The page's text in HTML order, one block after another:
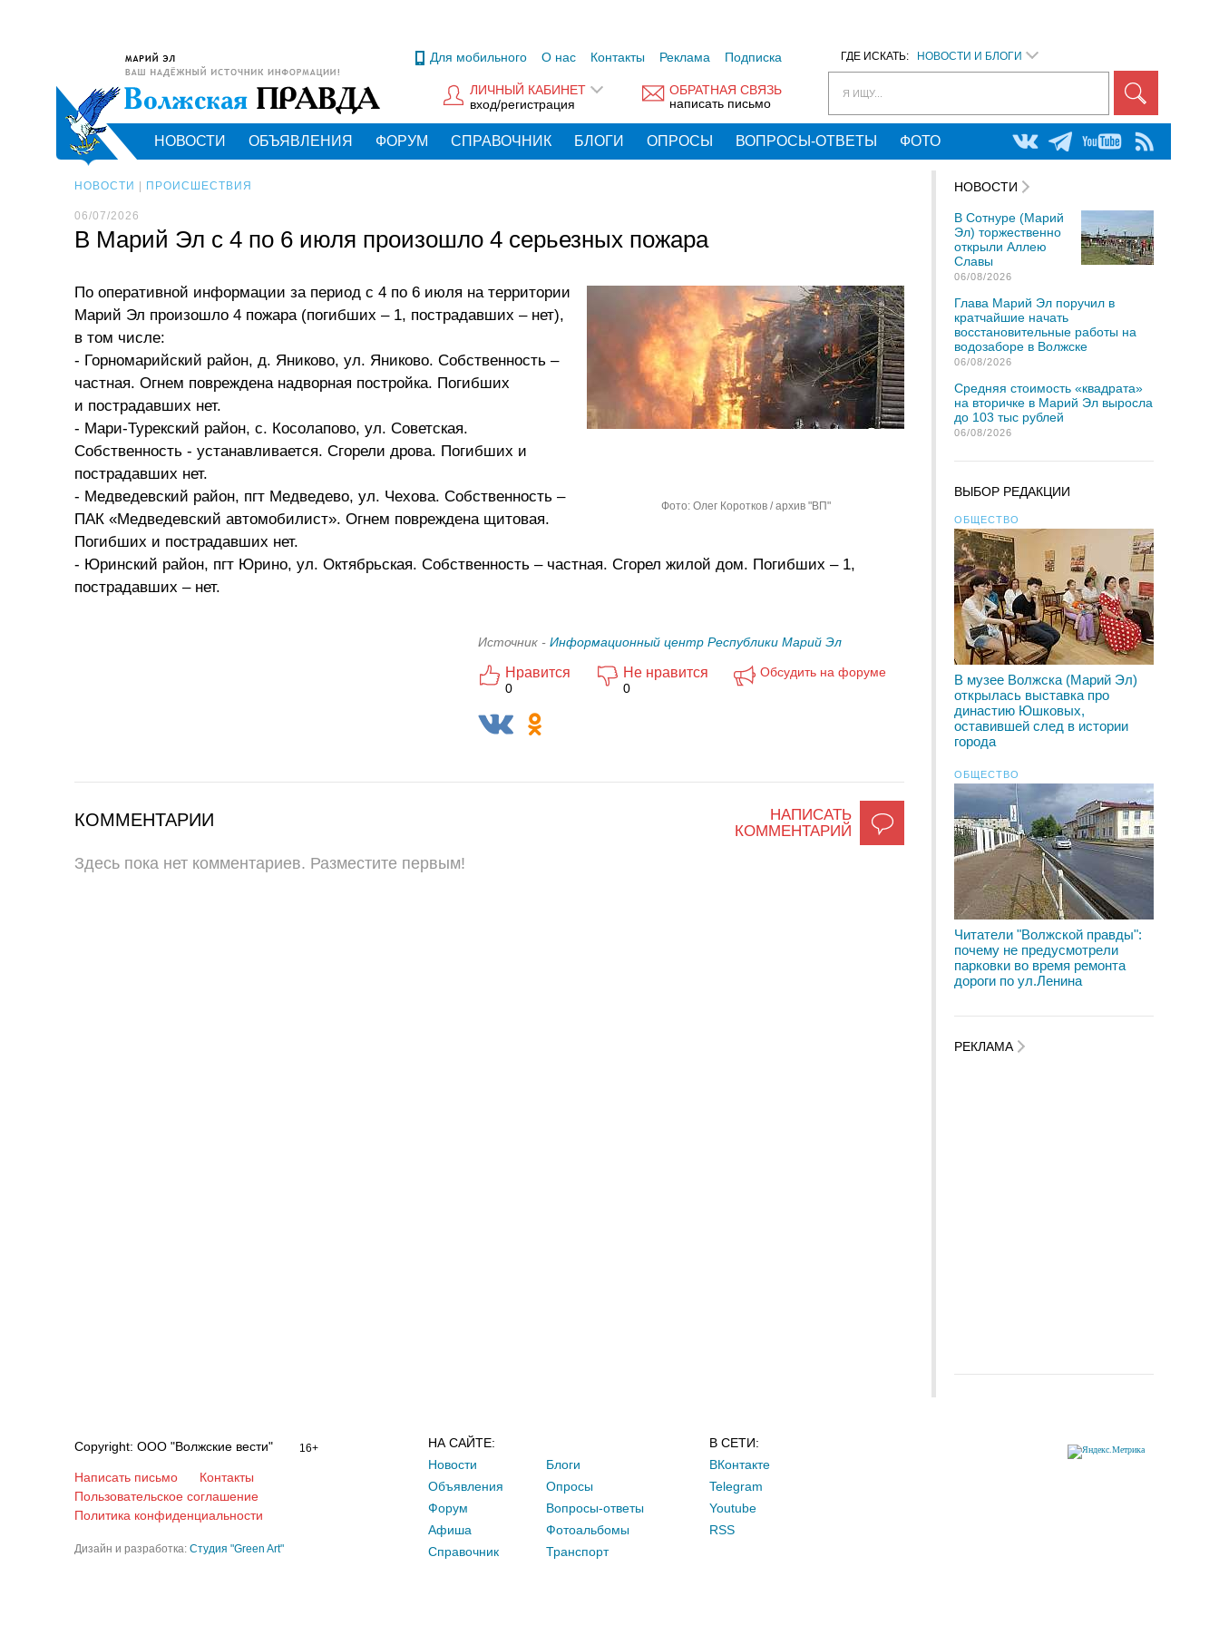
ГДЕ ИСКАТЬ: НОВОСТИ И БЛОГИ
Я ИЩУ...
Для мобильного О нас Контакты Реклама Подписка
ОБРАТНАЯ СВЯЗЬ
написать письмо
ЛИЧНЫЙ КАБИНЕТ
вход/регистрация
НОВОСТИ ОБЪЯВЛЕНИЯ ФОРУМ СПРАВОЧНИК БЛОГИ ОПРОСЫ ВОПРОСЫ-ОТВЕТЫ ФОТО
НОВОСТИ ПРОИСШЕСТВИЯ
06/07/2026
В Марий Эл с 4 по 6 июля произошло 4 серьезных пожара
Фото: Олег Коротков / архив "ВП"
По оперативной информации за период с 4 по 6 июля на территории
Марий Эл произошло 4 пожара (погибших – 1, пострадавших – нет),
в том числе:
- Горномарийский район, д. Яниково, ул. Яниково. Собственность –
частная. Огнем повреждена надворная постройка. Погибших
и пострадавших нет.
- Мари-Турекский район, с. Косолапово, ул. Советская.
Собственность - устанавливается. Сгорели дрова. Погибших и
пострадавших нет.
- Медведевский район, пгт Медведево, ул. Чехова. Собственность –
ПАК «Медведевский автомобилист». Огнем повреждена щитовая.
Погибших и пострадавших нет.
- Юринский район, пгт Юрино, ул. Октябрьская. Собственность – частная. Сгорел жилой дом. Погибших – 1,
пострадавших – нет.
Источник - Информационный центр Республики Марий Эл
Нравится
0
Не нравится
0
Обсудить на форуме
НАПИСАТЬ
КОММЕНТАРИЙ
КОММЕНТАРИИ
Здесь пока нет комментариев. Разместите первым!
НОВОСТИ
В Сотнуре (Марий
Эл) торжественно
открыли Аллею
Славы
06/08/2026
Глава Марий Эл поручил в
кратчайшие начать
восстановительные работы на
водозаборе в Волжске
06/08/2026
Средняя стоимость «квадрата»
на вторичке в Марий Эл выросла
до 103 тыс рублей
06/08/2026
ВЫБОР РЕДАКЦИИ
ОБЩЕСТВО
В музее Волжска (Марий Эл)
открылась выставка про
династию Юшковых,
оставившей след в истории
города
ОБЩЕСТВО
Читатели "Волжской правды":
почему не предусмотрели
парковки во время ремонта
дороги по ул.Ленина
РЕКЛАМА
Copyright: ООО "Волжские вести" 16+
Написать письмо
Контакты
Пользовательское соглашение
Политика конфиденциальности
Дизайн и разработка: Студия "Green Art"
НА САЙТЕ:
Новости
Объявления
Форум
Афиша
Справочник
Блоги
Опросы
Вопросы-ответы
Фотоальбомы
Транспорт
В СЕТИ:
ВКонтакте
Telegram
Youtube
RSS